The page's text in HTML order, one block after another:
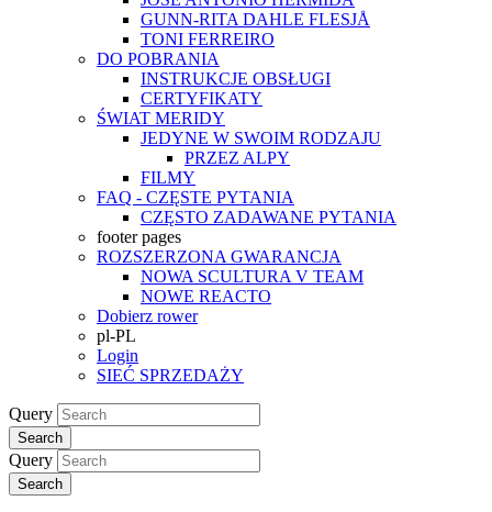
GUNN-RITA DAHLE FLESJÅ
TONI FERREIRO
DO POBRANIA
INSTRUKCJE OBSŁUGI
CERTYFIKATY
ŚWIAT MERIDY
JEDYNE W SWOIM RODZAJU
PRZEZ ALPY
FILMY
FAQ - CZĘSTE PYTANIA
CZĘSTO ZADAWANE PYTANIA
footer pages
ROZSZERZONA GWARANCJA
NOWA SCULTURA V TEAM
NOWE REACTO
Dobierz rower
pl-PL
Login
SIEĆ SPRZEDAŻY
Query
Search
Query
Search